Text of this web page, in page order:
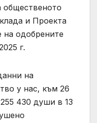
и Проекта
на одобрените
г.
на
у нас, към 26
430 души в 13